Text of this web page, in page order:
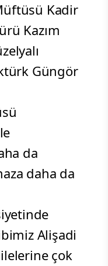
Kadir
Kazım
Güngör
da
daha da
Alişadi
çok